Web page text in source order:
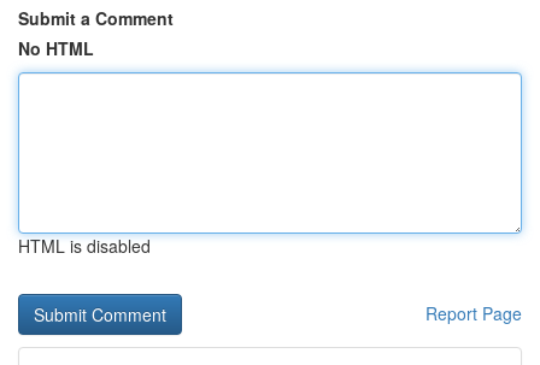
Submit a Comment
No HTML
HTML is disabled
Report Page